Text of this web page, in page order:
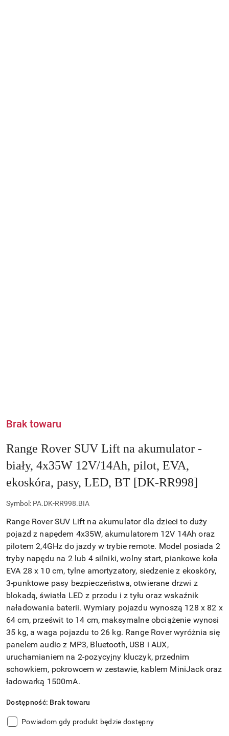
Brak towaru
Range Rover SUV Lift na akumulator -
biały, 4x35W 12V/14Ah, pilot, EVA,
ekoskóra, pasy, LED, BT [DK-RR998]
Symbol: PA.DK-RR998.BIA
Range Rover SUV Lift na akumulator dla dzieci to duży
pojazd z napędem 4x35W, akumulatorem 12V 14Ah oraz
pilotem 2,4GHz do jazdy w trybie remote. Model posiada 2
tryby napędu na 2 lub 4 silniki, wolny start, piankowe koła
EVA 28 x 10 cm, tylne amortyzatory, siedzenie z ekoskóry,
3-punktowe pasy bezpieczeństwa, otwierane drzwi z
blokadą, światła LED z przodu i z tyłu oraz wskaźnik
naładowania baterii. Wymiary pojazdu wynoszą 128 x 82 x
64 cm, prześwit to 14 cm, maksymalne obciążenie wynosi
35 kg, a waga pojazdu to 26 kg. Range Rover wyróżnia się
panelem audio z MP3, Bluetooth, USB i AUX,
uruchamianiem na 2-pozycyjny kluczyk, przednim
schowkiem, pokrowcem w zestawie, kablem MiniJack oraz
ładowarką 1500mA.
Dostępność: Brak towaru
Powiadom gdy produkt będzie dostępny